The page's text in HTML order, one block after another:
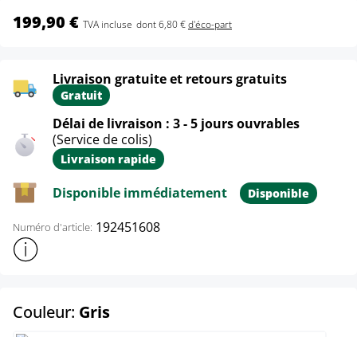
199,90 € TVA incluse dont 6,80 €d'éco-part
Livraison gratuite et retours gratuits
Gratuit
Délai de livraison : 3 - 5 jours ouvrables
(Service de colis)
Livraison rapide
Disponible immédiatement Disponible
Numéro d'article: 192451608
Afficher plus d'informations sur le produit
Couleur: Grisselect